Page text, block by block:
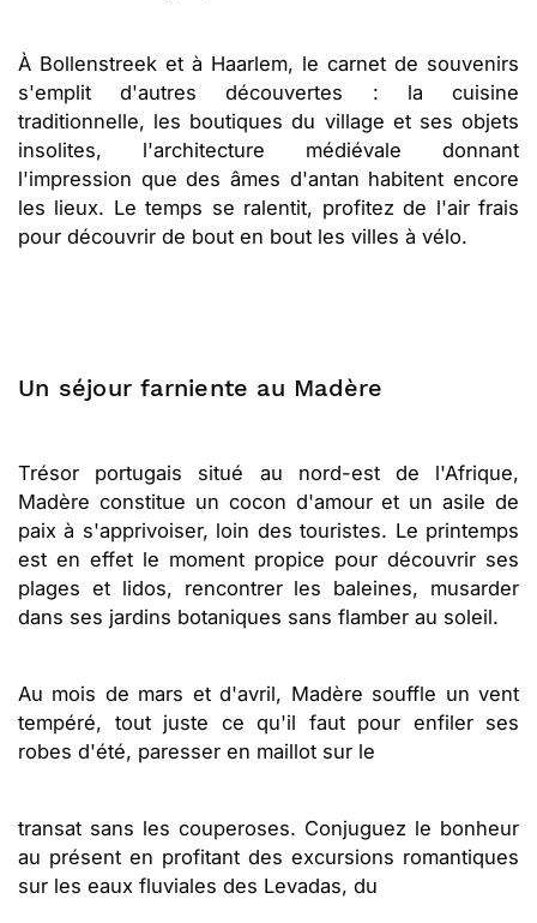
À Bollenstreek et à Haarlem, le carnet de souvenirs
s'emplit d'autres découvertes : la cuisine
traditionnelle, les boutiques du village et ses objets
insolites, l'architecture médiévale donnant
l'impression que des âmes d'antan habitent encore
les lieux. Le temps se ralentit, profitez de l'air frais
pour découvrir de bout en bout les villes à vélo.
Un séjour farniente au Madère
Trésor portugais situé au nord-est de l'Afrique,
Madère constitue un cocon d'amour et un asile de
paix à s'apprivoiser, loin des touristes. Le printemps
est en effet le moment propice pour découvrir ses
plages et lidos, rencontrer les baleines, musarder
dans ses jardins botaniques sans flamber au soleil.
Au mois de mars et d'avril, Madère souffle un vent
tempéré, tout juste ce qu'il faut pour enfiler ses
robes d'été, paresser en maillot sur le
transat sans les couperoses. Conjuguez le bonheur
au présent en profitant des excursions romantiques
sur les eaux fluviales des Levadas, du